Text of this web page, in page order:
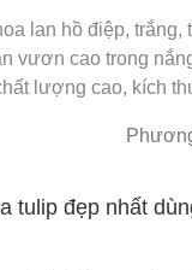
lan hồ điệp, trắng,
vươn cao trong
lượng cao, kích
tulip đẹp nhất